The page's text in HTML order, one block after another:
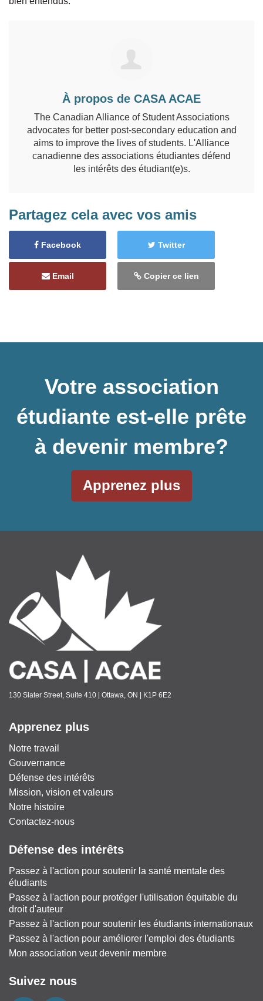
À propos de CASA ACAE
The Canadian Alliance of Student Associations
advocates for better post-secondary education and
aims to improve the lives of students. L'Alliance
canadienne des associations étudiantes défend
les intérêts des étudiant(e)s.
Partagez cela avec vos amis
Facebook Twitter
Email Copier ce lien
Votre association
étudiante est-elle prête
à devenir membre?
Apprenez plus
130 Slater Street, Suite 410 | Ottawa, ON | K1P 6E2
Apprenez plus
Notre travail
Gouvernance
Défense des intérêts
Mission, vision et valeurs
Notre histoire
Contactez-nous
Défense des intérêts
Passez à l'action pour soutenir la santé mentale des
étudiants
Passez à l'action pour protéger l'utilisation équitable du
droit d'auteur
Passez à l'action pour soutenir les étudiants internationaux
Passez à l'action pour améliorer l'emploi des étudiants
Mon association veut devenir membre
Suivez nous